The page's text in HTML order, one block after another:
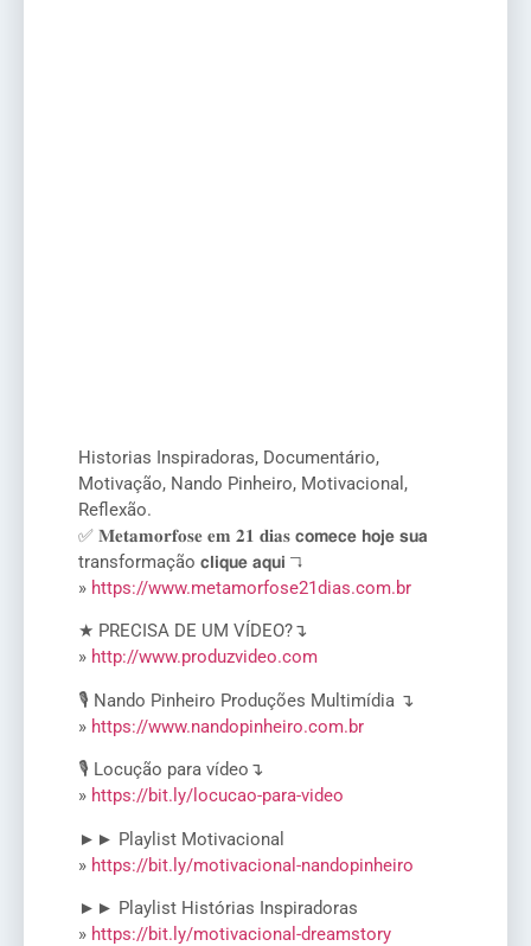
Historias Inspiradoras, Documentário,
Motivação, Nando Pinheiro, Motivacional,
Reflexão.
✅ 𝐌𝐞𝐭𝐚𝐦𝐨𝐫𝐟𝐨𝐬𝐞 𝐞𝐦 𝟐𝟏 𝐝𝐢𝐚𝐬 𝗰𝗼𝗺𝗲𝗰𝗲 𝗵𝗼𝗷𝗲 𝘀𝘂𝗮
transformação 𝗰𝗹𝗶𝗾𝘂𝗲 𝗮𝗾𝘂𝗶 ↴
» https://www.metamorfose21dias.com.br
★ PRECISA DE UM VÍDEO?↴
» http://www.produzvideo.com
🎙️ Nando Pinheiro Produções Multimídia ↴
» https://www.nandopinheiro.com.br
🎙️ Locução para vídeo↴
» https://bit.ly/locucao-para-video
►► Playlist Motivacional
» https://bit.ly/motivacional-nandopinheiro
►► Playlist Histórias Inspiradoras
» https://bit.ly/motivacional-dreamstory